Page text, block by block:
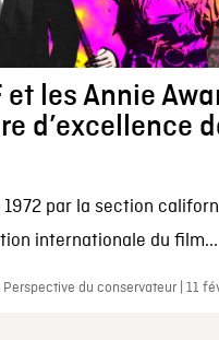
et les Annie
d’excellence
1972 par la section
internationale du film...
Perspective du conservateur | 11